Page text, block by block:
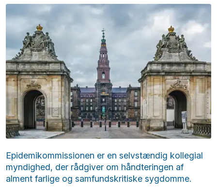
Epidemikommissionen er en selvstændig kollegial
myndighed, der rådgiver om håndteringen af
alment farlige og samfundskritiske sygdomme.